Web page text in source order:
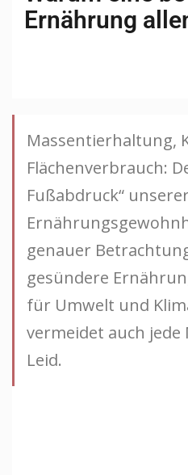
Ernährung
Massentierhaltung,
Flächenverbrauch:
Fußabdruck“
genauer
gesündere
für Umwelt und
vermeidet auch jede
Leid.